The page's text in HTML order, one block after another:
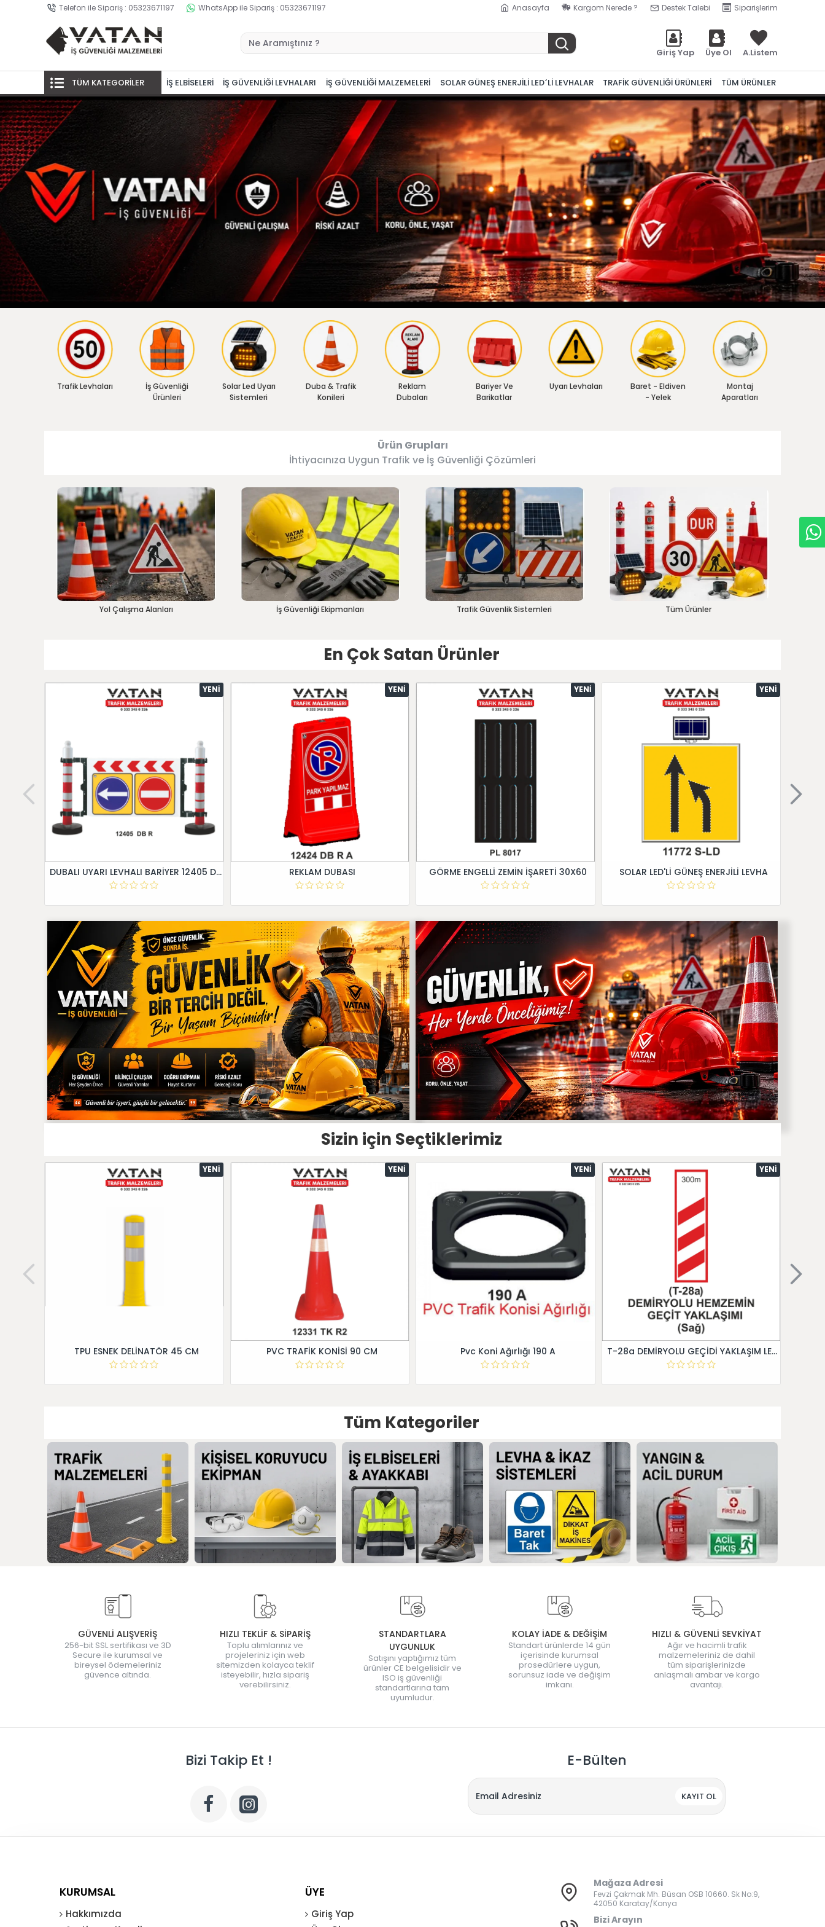
Telefon ile Sipariş : 05323671197 WhatsApp ile Sipariş : 05323671197 Anasayfa Kargom Nerede ? Destek Talebi Siparişlerim
Giriş Yap Üye Ol A.Listem
TÜM KATEGORİLER İŞ ELBİSELERİ İŞ GÜVENLİĞİ LEVHALARI İŞ GÜVENLİĞİ MALZEMELERİ SOLAR GÜNEŞ ENERJİLİ LED´Lİ LEVHALAR TRAFİK GÜVENLİĞİ ÜRÜNLERİ TÜM ÜRÜNLER
Trafik Levhaları
İş Güvenliği
Ürünleri
Solar Led Uyarı
Sistemleri
Duba & Trafik
Konileri
Reklam
Dubaları
Bariyer Ve
Barikatlar
Uyarı Levhaları
Baret - Eldiven
- Yelek
Montaj
Aparatları
Ürün Grupları
İhtiyacınıza Uygun Trafik ve İş Güvenliği Çözümleri
Yol Çalışma Alanları İş Güvenliği Ekipmanları Trafik Güvenlik Sistemleri Tüm Ürünler
En Çok Satan Ürünler
YENI
DUBALI UYARI LEVHALI BARİYER 12405 DB R
YENI
REKLAM DUBASI
YENI
GÖRME ENGELLİ ZEMİN İŞARETİ 30X60
YENI
SOLAR LED'Lİ GÜNEŞ ENERJİLİ LEVHA
Sizin için Seçtiklerimiz
YENI
TPU ESNEK DELİNATÖR 45 CM
YENI
PVC TRAFİK KONİSİ 90 CM
YENI
Pvc Koni Ağırlığı 190 A
YENI
T-28a DEMİRYOLU GEÇİDİ YAKLAŞIM LEVHALARI (Sağ)
Tüm Kategoriler
GÜVENLİ ALIŞVERİŞ
256-bit SSL sertifikası ve 3D
Secure ile kurumsal ve
bireysel ödemeleriniz
güvence altında.
HIZLI TEKLİF & SİPARİŞ
Toplu alımlarınız ve
projeleriniz için web
sitemizden kolayca teklif
isteyebilir, hızla sipariş
verebilirsiniz.
STANDARTLARA
UYGUNLUK
Satışını yaptığımız tüm
ürünler CE belgelisidir ve
ISO iş güvenliği
standartlarına tam
uyumludur.
KOLAY İADE & DEĞİŞİM
Standart ürünlerde 14 gün
içerisinde kurumsal
prosedürlere uygun,
sorunsuz iade ve değişim
imkanı.
HIZLI & GÜVENLİ SEVKİYAT
Ağır ve hacimli trafik
malzemeleriniz de dahil
tüm siparişlerinizde
anlaşmalı ambar ve kargo
avantajı.
Bizi Takip Et ! E-Bülten
KAYIT OL
KURUMSAL
Hakkımızda
ÜYE
Giriş Yap
Mağaza Adresi
Fevzi Çakmak Mh. Büsan OSB 10660. Sk No:9,
42050 Karatay/Konya
Bizi Arayın